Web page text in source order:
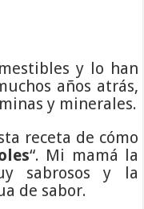
y lo han
años atrás,
y minerales.
receta de cómo
“. Mi mamá la
sabrosos y la
de sabor.